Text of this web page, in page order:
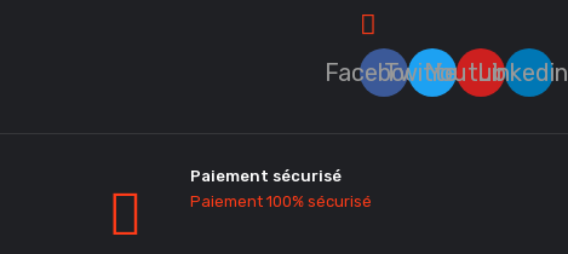
Facebook
TwitterYoutubeLinkedin
Paiement sécurisé
Paiement 100% sécurisé